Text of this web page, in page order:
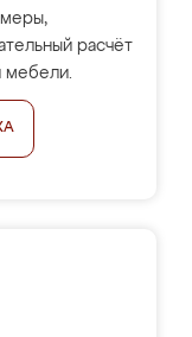
расчёт
мебели.